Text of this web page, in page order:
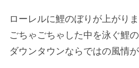
ローレルに鯉のぼりが上がり
ごちゃごちゃした中を泳ぐ鯉
ダウンタウンならではの風情